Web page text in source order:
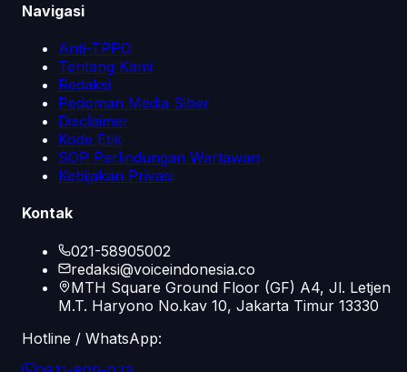
Navigasi
Anti-TPPO
Tentang Kami
Redaksi
Pedoman Media Siber
Disclaimer
Kode Etik
SOP Perlindungan Wartawan
Kebijakan Privasi
Kontak
021-58905002
redaksi@voiceindonesia.co
MTH Square Ground Floor (GF) A4, Jl. Letjen
M.T. Haryono No.kav 10, Jakarta Timur 13330
Hotline / WhatsApp: